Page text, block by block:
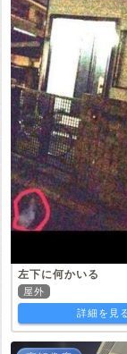
左下に何かいる
屋外
詳細を見